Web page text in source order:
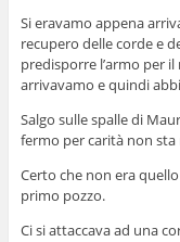
Si eravamo appena
recupero delle corde e
predisporre l’armo per
arrivavamo e quindi
Salgo sulle spalle di
fermo per carità non
Certo che non era
primo pozzo.
Ci si attaccava ad una